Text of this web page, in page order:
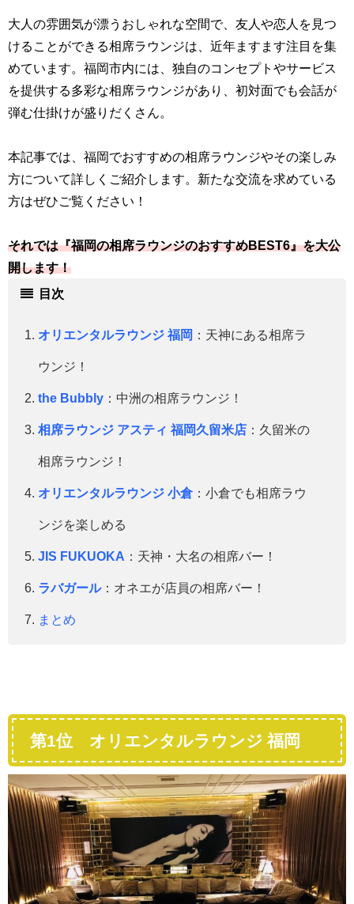
大人の雰囲気が漂うおしゃれな空間で、友人や恋人を見つ
けることができる相席ラウンジは、近年ますます注目を集
めています。福岡市内には、独自のコンセプトやサービス
を提供する多彩な相席ラウンジがあり、初対面でも会話が
弾む仕掛けが盛りだくさん。
本記事では、福岡でおすすめの相席ラウンジやその楽しみ
方について詳しくご紹介します。新たな交流を求めている
方はぜひご覧ください！
それでは『福岡の相席ラウンジのおすすめBEST6』を大公
開します！
目次
オリエンタルラウンジ 福岡 ：天神にある相席ラ
ウンジ！
the Bubbly ：中洲の相席ラウンジ！
相席ラウンジ アスティ 福岡久留米店 ：久留米の
相席ラウンジ！
オリエンタルラウンジ 小倉：小倉でも相席ラウ
ンジを楽しめる
JIS FUKUOKA ：天神・大名の相席バー！
ラバガール：オネエが店員の相席バー！
まとめ
第1位 オリエンタルラウンジ 福岡